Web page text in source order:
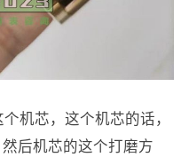
机芯，这个机芯的话，
后机芯的这个打磨方